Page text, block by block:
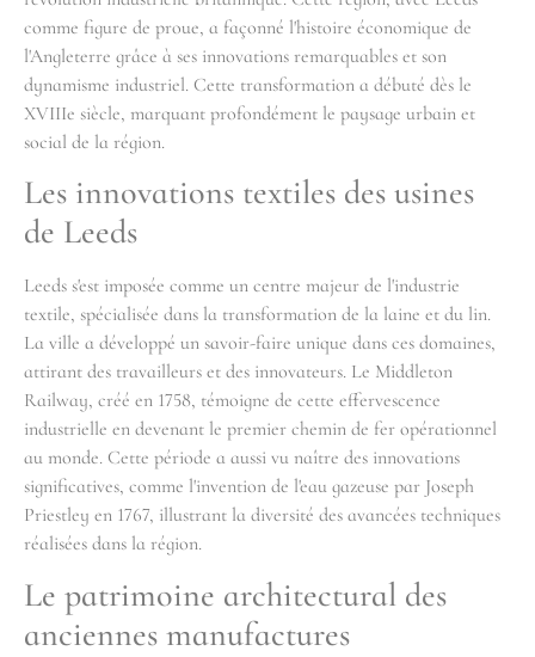
comme figure de proue, a façonné l'histoire économique de
l'Angleterre grâce à ses innovations remarquables et son
dynamisme industriel. Cette transformation a débuté dès le
XVIIIe siècle, marquant profondément le paysage urbain et
social de la région.
Les innovations textiles des usines
de Leeds
Leeds s'est imposée comme un centre majeur de l'industrie
textile, spécialisée dans la transformation de la laine et du lin.
La ville a développé un savoir-faire unique dans ces domaines,
attirant des travailleurs et des innovateurs. Le Middleton
Railway, créé en 1758, témoigne de cette effervescence
industrielle en devenant le premier chemin de fer opérationnel
au monde. Cette période a aussi vu naître des innovations
significatives, comme l'invention de l'eau gazeuse par Joseph
Priestley en 1767, illustrant la diversité des avancées techniques
réalisées dans la région.
Le patrimoine architectural des
anciennes manufactures